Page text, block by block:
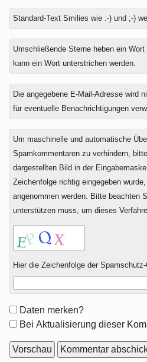
Antwort
zu
Standard-Text Smilies wie :-) und ;-)
Umschließende Sterne heben ein Wort
kann ein Wort unterstrichen werden.
Die angegebene E-Mail-Adresse wird
für eventuelle Benachrichtigungen
Um maschinelle und automatische
Spamkommentaren zu verhindern,
dargestellten Bild in der
Zeichenfolge richtig eingegeben
angenommen werden. Bitte beachten
unterstützen muss, um dieses
Hier die Zeichenfolge der
Formular-
Optionen
Daten merken?
Bei Aktualisierung dieser